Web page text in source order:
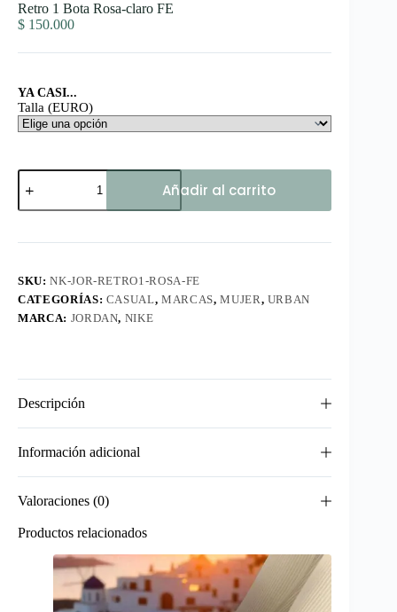
Retro 1 Bota Rosa-claro FE
$ 150.000
YA CASI...
Talla (EURO)
Retro
Bota
Añadir al carrito
SKU:NK-JOR-RETRO1-ROSA-FE
CATEGORÍAS: CASUAL,MARCAS,MUJER, URBAN
MARCA: JORDAN, NIKE
Descripción
Información adicional
Valoraciones (0)
Productos relacionados